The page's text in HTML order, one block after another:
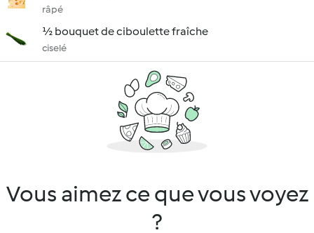
râpé
½ bouquet de ciboulette fraîche
ciselé
Vous aimez ce que vous voyez
?